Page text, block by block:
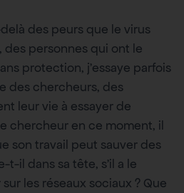
des peurs que le virus
personnes qui ont le
protection, j’essaye parfois
des chercheurs, des
leur vie à essayer de
chercheur en ce moment, il
son travail peut sauver des
t-il dans sa tête, s’il a le
les réseaux sociaux ? Que